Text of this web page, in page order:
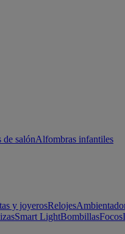
salónAlfombras infantiles
y joyerosRelojes
Smart LightBombillasFocos